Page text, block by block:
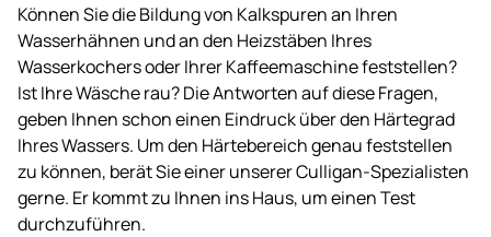
Können Sie die Bildung von Kalkspuren an Ihren
Wasserhähnen und an den Heizstäben Ihres
Wasserkochers oder Ihrer Kaffeemaschine feststellen?
Ist Ihre Wäsche rau? Die Antworten auf diese Fragen,
geben Ihnen schon einen Eindruck über den Härtegrad
Ihres Wassers. Um den Härtebereich genau feststellen
zu können, berät Sie einer unserer Culligan-Spezialisten
gerne. Er kommt zu Ihnen ins Haus, um einen Test
durchzuführen.